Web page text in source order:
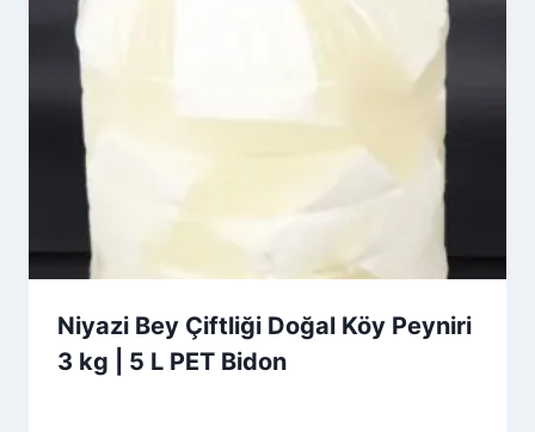
Niyazi Bey Çiftliği Doğal Köy Peyniri
3 kg | 5 L PET Bidon